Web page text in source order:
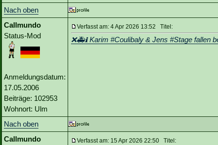
Nach oben
Callmundo
Status-Mod
Anmeldungsdatum:
17.05.2006
Beiträge: 102953
Wohnort: Ulm
Verfasst am: 4 Apr 2026 13:52 Titel:
❌🚑ℹ️ Karim #Coulibaly & Jens #Stage fallen
Nach oben
Callmundo
Verfasst am: 15 Apr 2026 22:50 Titel: